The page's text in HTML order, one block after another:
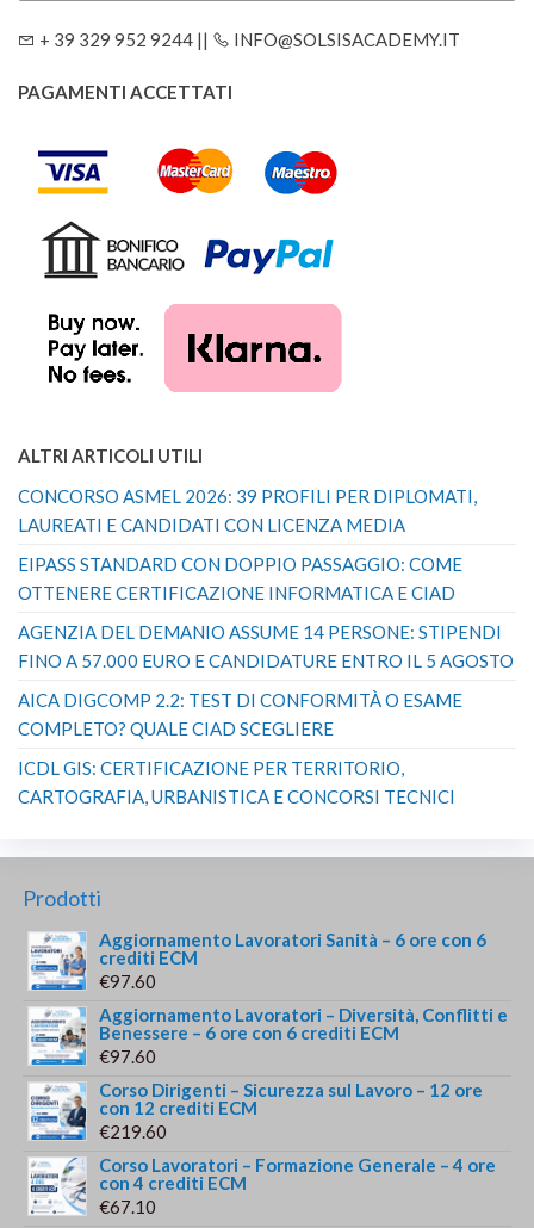
+ 39 329 952 9244 || INFO@SOLSISACADEMY.IT
PAGAMENTI ACCETTATI
ALTRI ARTICOLI UTILI
CONCORSO ASMEL 2026: 39 PROFILI PER DIPLOMATI,
LAUREATI E CANDIDATI CON LICENZA MEDIA
EIPASS STANDARD CON DOPPIO PASSAGGIO: COME
OTTENERE CERTIFICAZIONE INFORMATICA E CIAD
AGENZIA DEL DEMANIO ASSUME 14 PERSONE: STIPENDI
FINO A 57.000 EURO E CANDIDATURE ENTRO IL 5 AGOSTO
AICA DIGCOMP 2.2: TEST DI CONFORMITÀ O ESAME
COMPLETO? QUALE CIAD SCEGLIERE
ICDL GIS: CERTIFICAZIONE PER TERRITORIO,
CARTOGRAFIA, URBANISTICA E CONCORSI TECNICI
Prodotti
Aggiornamento Lavoratori Sanità – 6 ore con 6
crediti ECM
€97.60
Aggiornamento Lavoratori – Diversità, Conflitti e
Benessere – 6 ore con 6 crediti ECM
€97.60
Corso Dirigenti – Sicurezza sul Lavoro – 12 ore
con 12 crediti ECM
€219.60
Corso Lavoratori – Formazione Generale – 4 ore
con 4 crediti ECM
€67.10